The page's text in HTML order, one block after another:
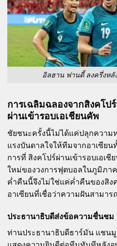
อิลฮาน ฟานดี้ ลงครึ่งหลั
การเฉลิมฉลองจากสิงคโป
ผ่านเข้ารอบเอเชียนคัพ
ชัยชนะครั้งนี้ไม่ได้แค่ปลุกความ
แรงบันดาลใจให้ทีมจากอาเซีย
การที่ สิงคโปร์ผ่านเข้ารอบเอเชี
ใหม่ของวงการฟุตบอลในภูมิภาค
ค่ำคืนนี้จึงไม่ใช่แค่ค่ำคืนของสิง
อาเซียนที่เชื่อว่าความฝันสามาร
ประธานาธิบดีส่งข้อความชื่นชม
ท่านประธานาธิบดีธาร์มัน แชน